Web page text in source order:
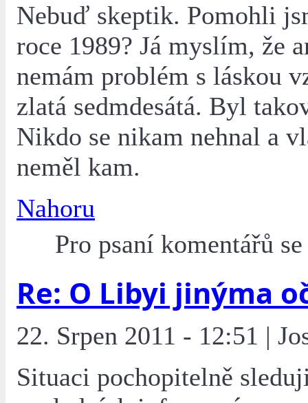
Nebuď skeptik. Pomohli
roce 1989? Já myslím, že
nemám problém s láskou
zlatá sedmdesátá. Byl
Nikdo se nikam nehnal a
neměl kam.
Nahoru
Pro psaní komentářů
Re: O Libyi jinýma
22. Srpen 2011 - 12:51 |
Situaci pochopitelně